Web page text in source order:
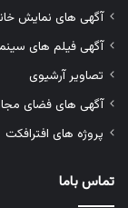
آگهی های نمایش
آگهی فیلم های
تصاویر آرشیوی
آگهی های فضای
پروژه های افترافکت
تماس باما